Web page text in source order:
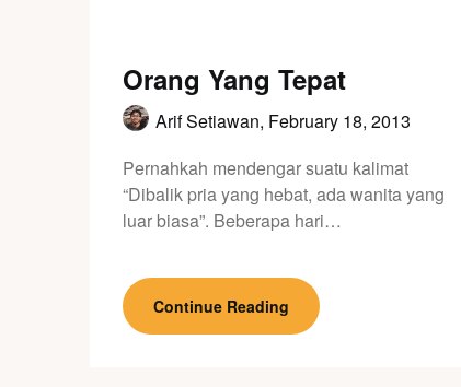
Orang Yang Tepat
Arif Setiawan, February 18, 2013
Pernahkah mendengar suatu kalimat
“Dibalik pria yang hebat, ada wanita yang
luar biasa”. Beberapa hari…
Continue Reading